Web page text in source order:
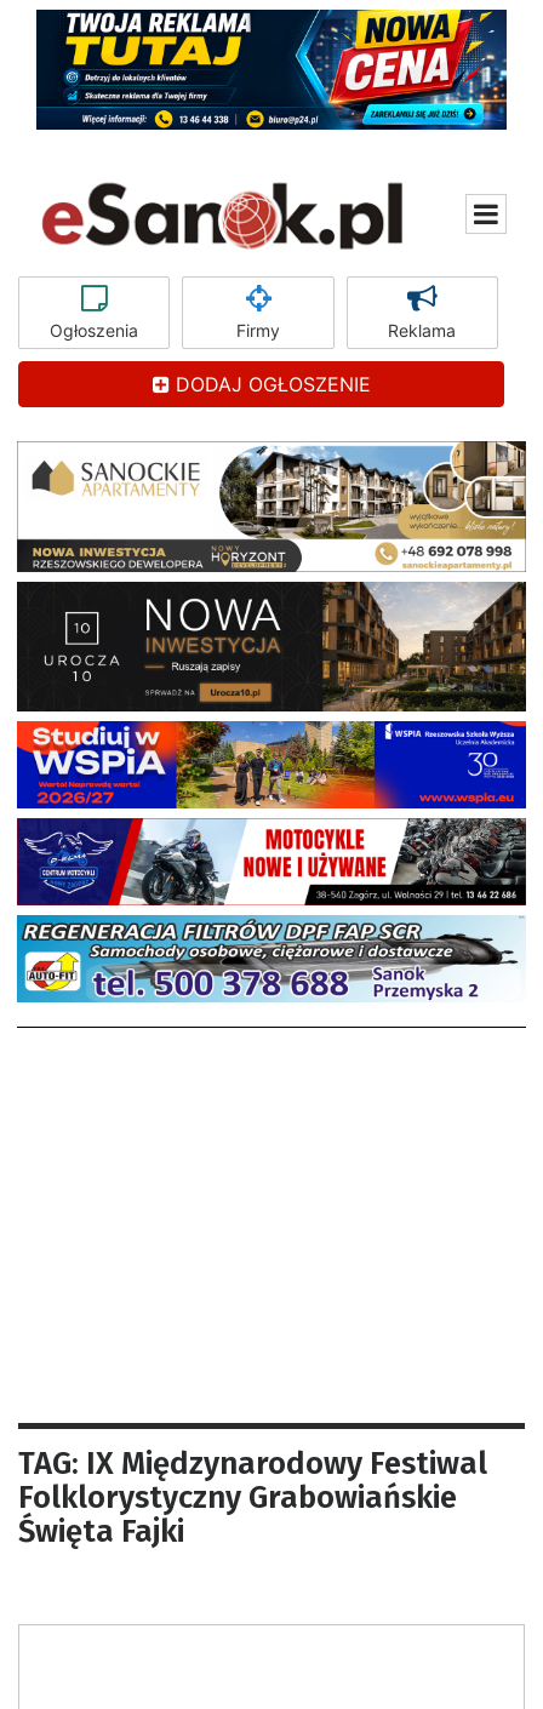
Ogłoszenia Firmy Reklama
DODAJ OGŁOSZENIE
TAG: IX Międzynarodowy Festiwal
Folklorystyczny Grabowiańskie
Święta Fajki